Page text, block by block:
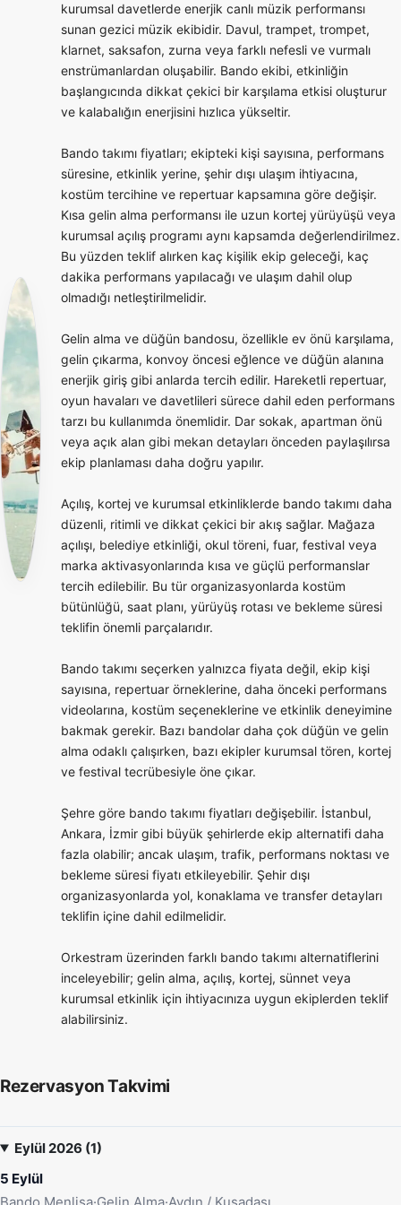
kurumsal davetlerde enerjik canlı müzik performansı
sunan gezici müzik ekibidir. Davul, trampet, trompet,
klarnet, saksafon, zurna veya farklı nefesli ve vurmalı
enstrümanlardan oluşabilir. Bando ekibi, etkinliğin
başlangıcında dikkat çekici bir karşılama etkisi oluşturur
ve kalabalığın enerjisini hızlıca yükseltir.
Bando takımı fiyatları; ekipteki kişi sayısına, performans
süresine, etkinlik yerine, şehir dışı ulaşım ihtiyacına,
kostüm tercihine ve repertuar kapsamına göre değişir.
Kısa gelin alma performansı ile uzun kortej yürüyüşü veya
kurumsal açılış programı aynı kapsamda değerlendirilmez.
Bu yüzden teklif alırken kaç kişilik ekip geleceği, kaç
dakika performans yapılacağı ve ulaşım dahil olup
olmadığı netleştirilmelidir.
Gelin alma ve düğün bandosu, özellikle ev önü karşılama,
gelin çıkarma, konvoy öncesi eğlence ve düğün alanına
enerjik giriş gibi anlarda tercih edilir. Hareketli repertuar,
oyun havaları ve davetlileri sürece dahil eden performans
tarzı bu kullanımda önemlidir. Dar sokak, apartman önü
veya açık alan gibi mekan detayları önceden paylaşılırsa
ekip planlaması daha doğru yapılır.
Açılış, kortej ve kurumsal etkinliklerde bando takımı daha
düzenli, ritimli ve dikkat çekici bir akış sağlar. Mağaza
açılışı, belediye etkinliği, okul töreni, fuar, festival veya
marka aktivasyonlarında kısa ve güçlü performanslar
tercih edilebilir. Bu tür organizasyonlarda kostüm
bütünlüğü, saat planı, yürüyüş rotası ve bekleme süresi
teklifin önemli parçalarıdır.
Bando takımı seçerken yalnızca fiyata değil, ekip kişi
sayısına, repertuar örneklerine, daha önceki performans
videolarına, kostüm seçeneklerine ve etkinlik deneyimine
bakmak gerekir. Bazı bandolar daha çok düğün ve gelin
alma odaklı çalışırken, bazı ekipler kurumsal tören, kortej
ve festival tecrübesiyle öne çıkar.
Şehre göre bando takımı fiyatları değişebilir. İstanbul,
Ankara, İzmir gibi büyük şehirlerde ekip alternatifi daha
fazla olabilir; ancak ulaşım, trafik, performans noktası ve
bekleme süresi fiyatı etkileyebilir. Şehir dışı
organizasyonlarda yol, konaklama ve transfer detayları
teklifin içine dahil edilmelidir.
Orkestram üzerinden farklı bando takımı alternatiflerini
inceleyebilir; gelin alma, açılış, kortej, sünnet veya
kurumsal etkinlik için ihtiyacınıza uygun ekiplerden teklif
alabilirsiniz.
Rezervasyon Takvimi
Eylül 2026 (1)
5 Eylül